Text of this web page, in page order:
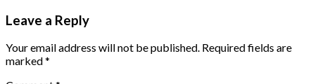
Leave a Reply
Your email address will not be published. Required fields are
marked*